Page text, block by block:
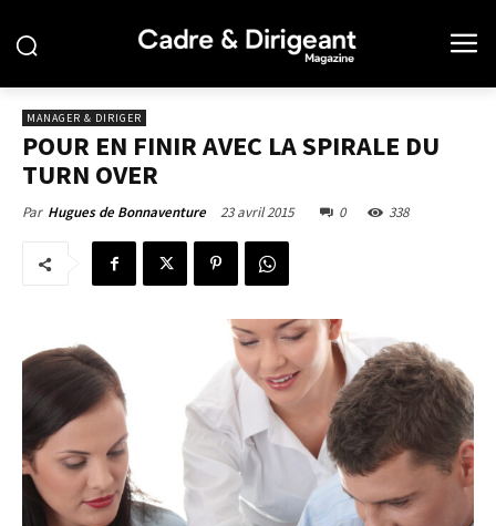
MANAGER & DIRIGER
POUR EN FINIR AVEC LA SPIRALE DU
TURN OVER
Par Hugues de Bonnaventure 23 avril 2015 0 338